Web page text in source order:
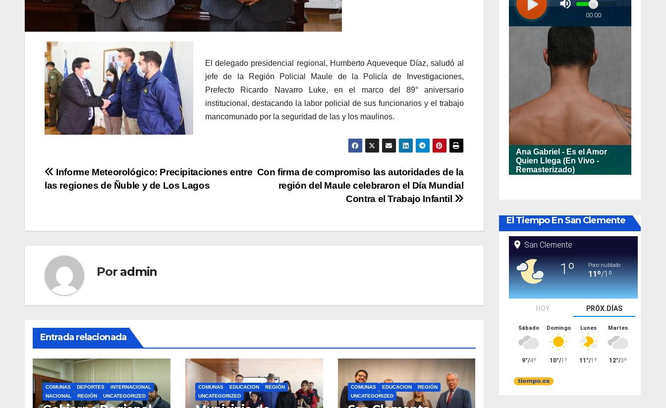
El delegado presidencial regional, Humberto Aqueveque Díaz, saludó al
jefe de la Región Policial Maule de la Policía de Investigaciones,
Prefecto Ricardo Navarro Luke, en el marco del 89° aniversario
institucional, destacando la labor policial de sus funcionarios y el trabajo
mancomunado por la seguridad de las y los maulinos.
Navegación
Con firma de compromiso las autoridades de la
región del Maule celebraron el Día Mundial
Contra el Trabajo Infantil
Informe Meteorológico: Precipitaciones entre
las regiones de Ñuble y de Los Lagos
Por admin
Entrada relacionada
COMUNAS DEPORTES
INTERNACIONAL
NACIONAL
REGIÓN UNCATEGORIZED
COMUNAS EDUCACION
REGIÓN
UNCATEGORIZED
COMUNAS EDUCACION
REGIÓN
UNCATEGORIZED
El Tiempo En San Clemente